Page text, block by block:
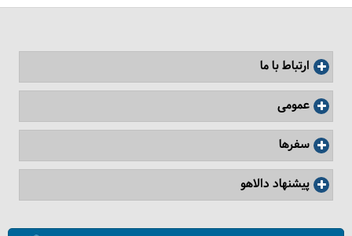
ارتباط با ما
عمومی
سفرها
پیشنهاد دالاهو